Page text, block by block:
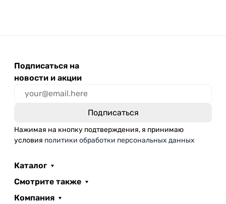
Подписаться на
новости и акции
Нажимая на кнопку подтверждения, я принимаю
условия политики обработки персональных данных
Каталог
Смотрите также
Компания